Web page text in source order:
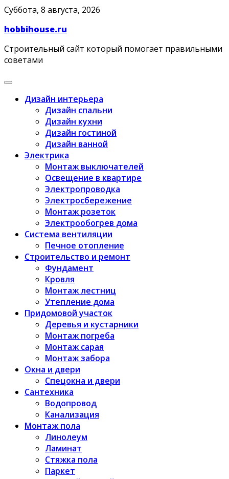
Skip
content
Суббота, 8 августа, 2026
hobbihouse.ru
Строительный сайт который помогает правильными
советами
Дизайн интерьера
Дизайн спальни
Дизайн кухни
Дизайн гостиной
Дизайн ванной
Электрика
Монтаж выключателей
Освещение в квартире
Электропроводка
Электросбережение
Монтаж розеток
Электрообогрев дома
Система вентиляции
Печное отопление
Строительство и ремонт
Фундамент
Кровля
Монтаж лестниц
Утепление дома
Придомовой участок
Деревья и кустарники
Монтаж погреба
Монтаж сарая
Монтаж забора
Окна и двери
Спецокна и двери
Сантехника
Водопровод
Канализация
Монтаж пола
Линолеум
Ламинат
Стяжка пола
Паркет